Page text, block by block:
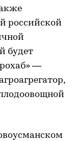
российской
будет
—